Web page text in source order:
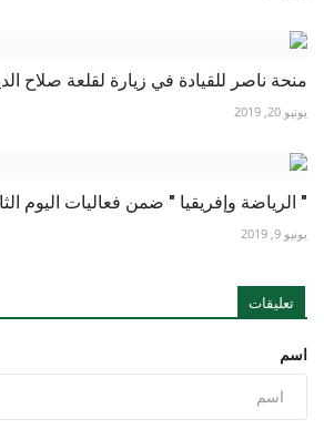
منحة ناصر للقيادة في زيارة لقلعة صلاح
يونيو 20, 2019
" الرياضة وإفريقيا " ضمن فعاليات اليوم
يونيو 9, 2019
تعليقات
اسم